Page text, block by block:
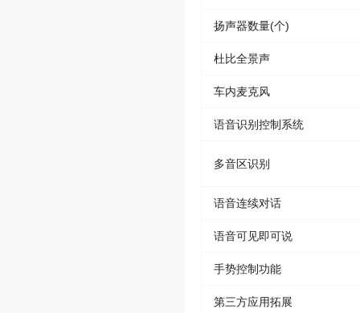
扬声器数量(个)
杜比全景声
车内麦克风
语音识别控制系统
多音区识别
语音连续对话
语音可见即可说
手势控制功能
第三方应用拓展